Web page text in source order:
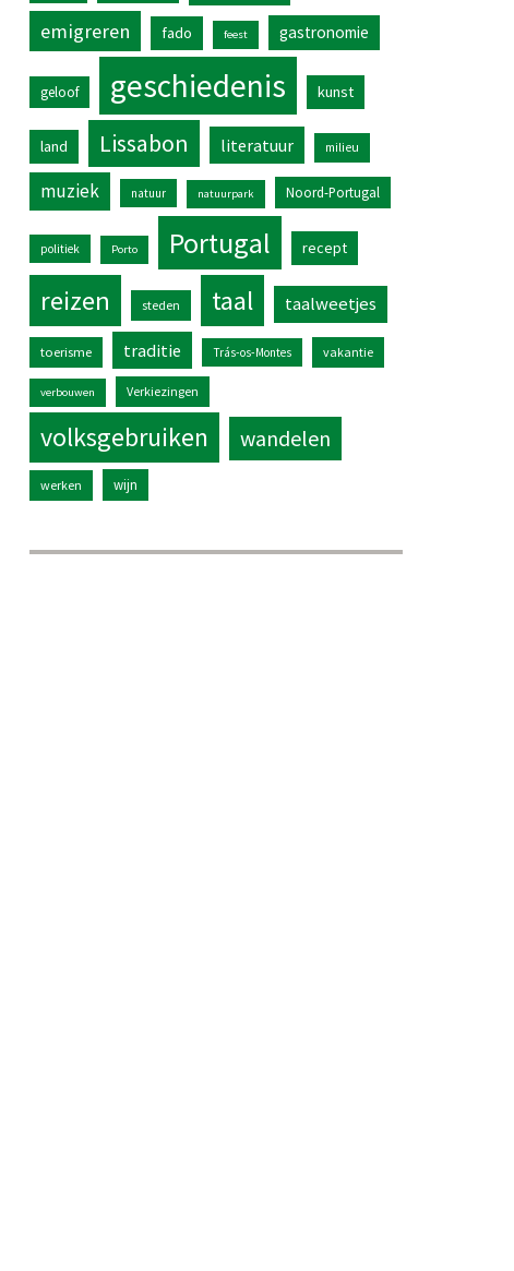
emigreren
fado feest gastronomie
geloof geschiedenis kunst
land Lissabon literatuur milieu
muziek natuur natuurpark Noord-Portugal
politiek Porto Portugal recept
reizen steden taal taalweetjes
toerisme traditie Trás-os-Montes vakantie
verbouwen Verkiezingen
volksgebruiken wandelen
werken wijn